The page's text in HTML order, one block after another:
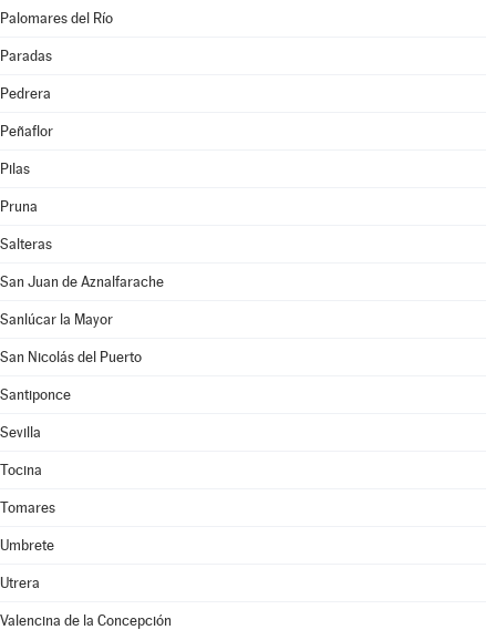
Palomares del Río
Paradas
Pedrera
Peñaflor
Pilas
Pruna
Salteras
San Juan de Aznalfarache
Sanlúcar la Mayor
San Nicolás del Puerto
Santiponce
Sevilla
Tocina
Tomares
Umbrete
Utrera
Valencina de la Concepción